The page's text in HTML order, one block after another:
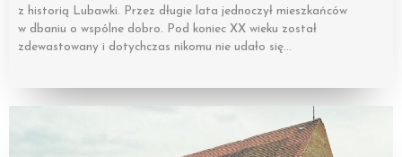
z historią Lubawki. Przez długie lata jednoczył mieszkańców
w dbaniu o wspólne dobro. Pod koniec XX wieku został
zdewastowany i dotychczas nikomu nie udało się…